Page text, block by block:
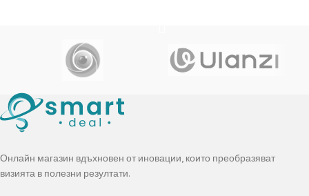
Онлайн магазин вдъхновен от иновации, които преобразяват
визията в полезни резултати.